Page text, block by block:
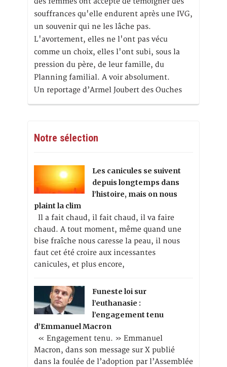
souffrances qu'elle endurent après une IVG,
un souvenir qui ne les lâche pas.
L'avortement, elles ne l'ont pas vécu
comme un choix, elles l'ont subi, sous la
pression du père, de leur famille, du
Planning familial. A voir absolument.
Un reportage d’Armel Joubert des Ouches
Notre sélection
Les canicules se suivent
depuis longtemps dans
l’histoire, mais on nous
plaint la clim
Il a fait chaud, il fait chaud, il va faire
chaud. A tout moment, même quand une
bise fraîche nous caresse la peau, il nous
faut cet été croire aux incessantes
canicules, et plus encore,
Funeste loi sur
l’euthanasie :
l’engagement tenu
d’Emmanuel Macron
« Engagement tenu. » Emmanuel
Macron, dans son message sur X publié
dans la foulée de l’adoption par l’Assemblée